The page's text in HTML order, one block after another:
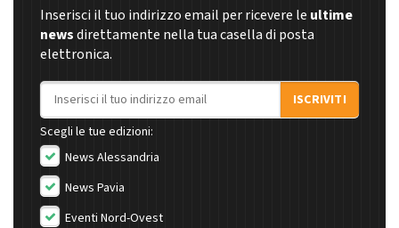
Inserisci il tuo indirizzo email per ricevere le ultime
newsdirettamente nella tua casella di posta
elettronica.
Indirizzo email
ISCRIVITI
Scegli le tue edizioni:
News Alessandria
News Pavia
Eventi Nord-Ovest